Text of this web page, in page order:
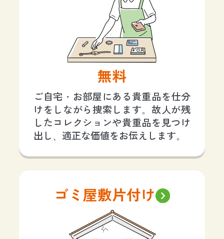
無料
ご自宅・お部屋にある貴重品を仕分
けをしながら捜索します。故人が残
したコレクションや貴重品を見つけ
出し、適正な価値をお伝えします。
ゴミ屋敷片付け